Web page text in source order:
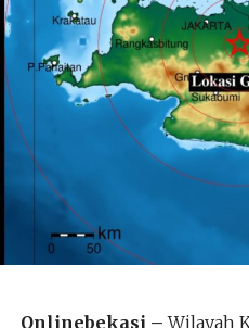
Onlinebekasi –Wilayah